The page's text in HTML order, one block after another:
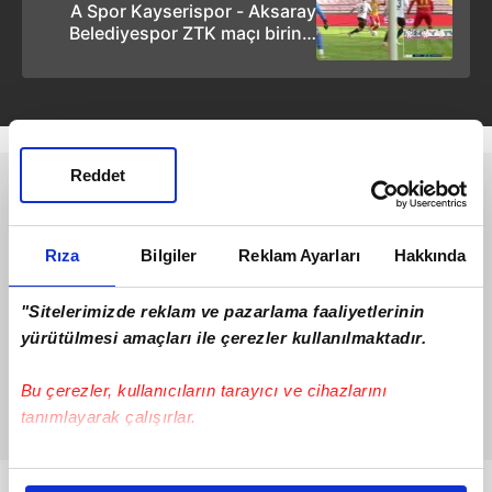
Rıza Bilgiler Reklam Ayarları Hakkında
"Sitelerimizde reklam ve pazarlama faaliyetlerinin
yürütülmesi amaçları ile çerezler kullanılmaktadır.
Bu çerezler, kullanıcıların tarayıcı ve cihazlarını
tanımlayarak çalışırlar.
Bu çerezlere izin vermeniz halinde sizlere özel
Reddet
A Spor Kayserispor - Aksaray
Belediyespor ZTK maçı birinci
Aksaray Belediyespor GOL: